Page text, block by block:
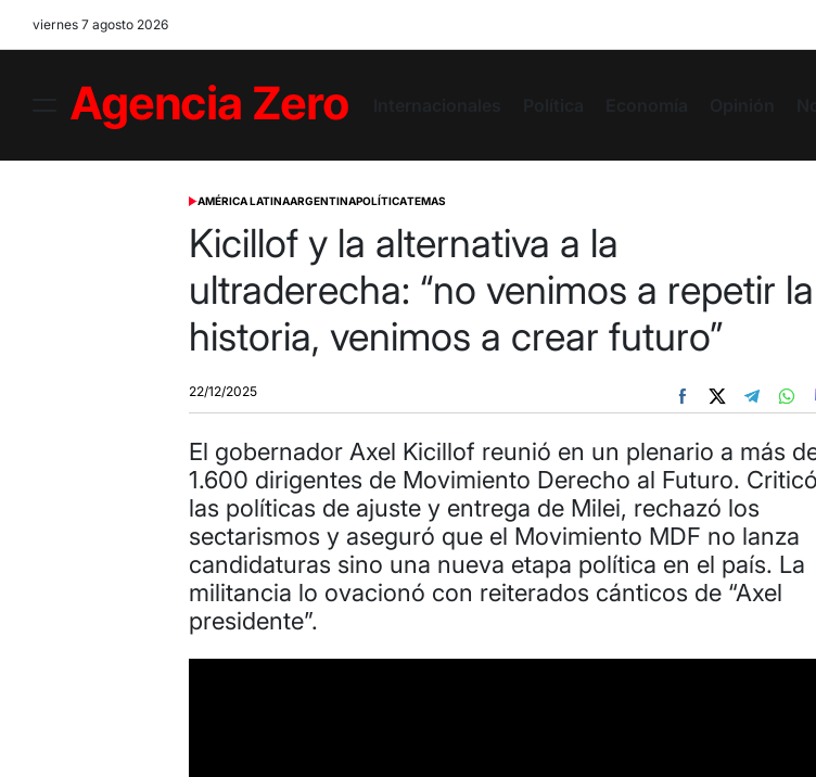
viernes 7 agosto 2026
Menu
Agencia
POSTED
AMÉRICA LATINAARGENTINAPOLÍTICATEMAS
Kicillof y la alternativa a la
ultraderecha: “no venimos a repetir la
historia, venimos a crear futuro”
22/12/2025
El gobernador Axel Kicillof reunió en un plenario a más
1.600 dirigentes de Movimiento Derecho al Futuro. Criticó
las políticas de ajuste y entrega de Milei, rechazó los
sectarismos y aseguró que el Movimiento MDF no lanza
candidaturas sino una nueva etapa política en el país. La
militancia lo ovacionó con reiterados cánticos de “Axel
presidente”.